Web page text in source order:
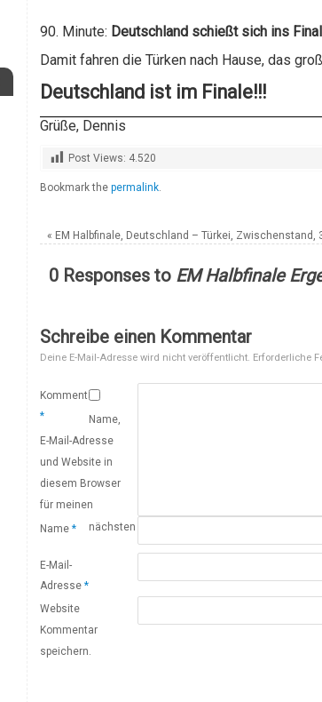
90. Minute: Deutschland schießt sich ins
Damit fahren die Türken nach Hause, das
Deutschland ist im Finale!!!
Grüße, Dennis
Post Views: 4.520
Bookmark the permalink.
« EM Halbfinale, Deutschland – Türkei, Zwischenstand,
0 Responses to EM Halbfinale
Schreibe einen Kommentar
Deine E-Mail-Adresse wird nicht veröffentlicht. Erforderliche
Kommentar
*
Name *
E-Mail-
Adresse *
Website
Name,
E-Mail-Adresse
und Website in
diesem Browser
für meinen
nächsten
Kommentar
speichern.